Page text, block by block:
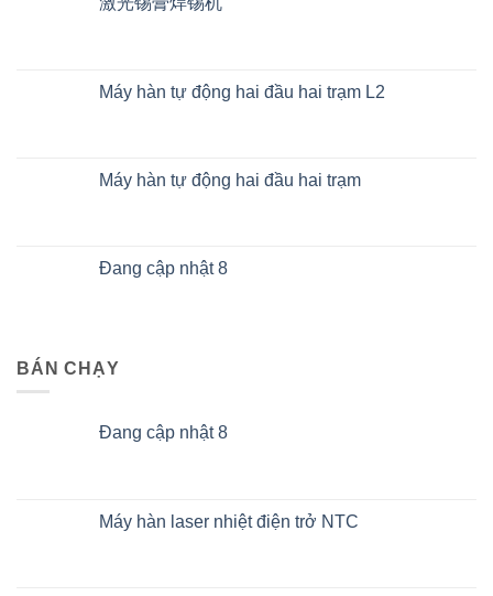
Máy hàn tự động hai đầu hai trạm L2
Máy hàn tự động hai đầu hai trạm
Đang cập nhật 8
BÁN CHẠY
Đang cập nhật 8
Máy hàn laser nhiệt điện trở NTC